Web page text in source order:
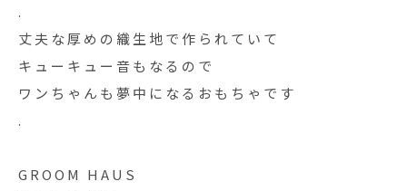
.
丈夫な厚めの織生地で作られていて
キューキュー音もなるので
ワンちゃんも夢中になるおもちゃです︎
.
GROOM HAUS